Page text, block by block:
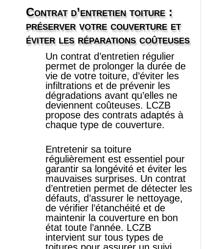
Contact-Légal
Contrat d’entretien toiture :
préserver votre couverture et
éviter les réparations coûteuses
Un contrat d’entretien régulier
permet de prolonger la durée de
vie de votre toiture, d’éviter les
infiltrations et de prévenir les
dégradations avant qu’elles ne
deviennent coûteuses. LCZB
propose des contrats adaptés à
chaque type de couverture.
Entretenir sa toiture
régulièrement est essentiel pour
garantir sa longévité et éviter les
mauvaises surprises. Un contrat
d’entretien permet de détecter les
défauts, d’assurer le nettoyage,
de vérifier l’étanchéité et de
maintenir la couverture en bon
état toute l’année. LCZB
intervient sur tous types de